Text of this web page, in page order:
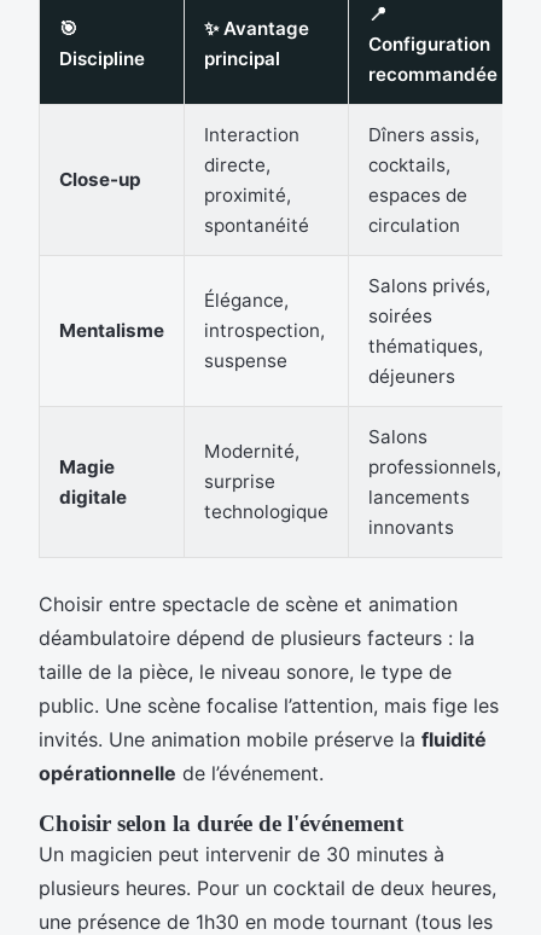
🎯
Discipline
✨ Avantage
principal
📍
Configuration
recommandée
Close-up
Interaction
directe,
proximité,
spontanéité
Dîners assis,
cocktails,
espaces de
circulation
Mentalisme
Élégance,
introspection,
suspense
Salons privés,
soirées
thématiques,
déjeuners
Magie
digitale
Modernité,
surprise
technologique
Salons
professionnels,
lancements
innovants
Choisir entre spectacle de scène et animation
déambulatoire dépend de plusieurs facteurs : la
taille de la pièce, le niveau sonore, le type de
public. Une scène focalise l’attention, mais fige les
invités. Une animation mobile préserve la fluidité
opérationnelle de l’événement.
Choisir selon la durée de l'événement
Un magicien peut intervenir de 30 minutes à
plusieurs heures. Pour un cocktail de deux heures,
une présence de 1h30 en mode tournant (tous les